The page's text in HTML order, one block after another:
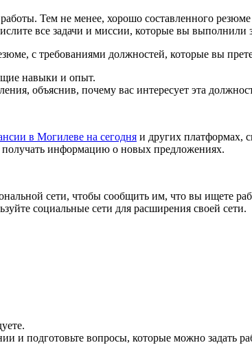
Тем не менее, хорошо составленного
все задачи и миссии, которые вы выполнили
с требованиями должностей, которые вы
навыки и опыт.
объяснив, почему вас интересует эта
в Могилеве на сегодня и других платформах,
информацию о новых предложениях.
сети, чтобы сообщить им, что вы ищете
социальные сети для расширения своей сети.
и подготовьте вопросы, которые можно задать